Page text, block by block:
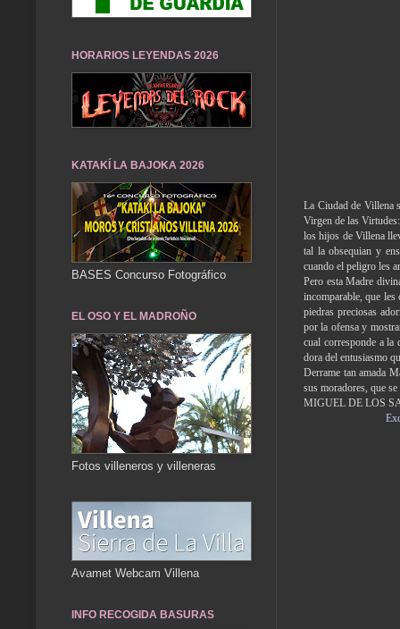
La Ciudad de Villena
Virgen de las
los hijos de Villena
tal la obsequian y
cuando el pe­ligro les
Pero esta Madre
incomparable, que
piedras preciosas
por la ofensa y
cual co­rresponde a
dora del entusiasmo
Derrame tan amada
sus moradores, que
MIGUEL DE LOS
HORARIOS LEYENDAS 2026
KATAKÍ LA BAJOKA 2026
BASES Concurso Fotográfico
EL OSO Y EL MADROÑO
Fotos villeneros y villeneras
Avamet Webcam Villena
INFO RECOGIDA BASURAS